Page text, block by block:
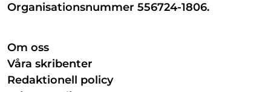
Organisationsnummer 556724-1806.
Om oss
Våra skribenter
Redaktionell policy